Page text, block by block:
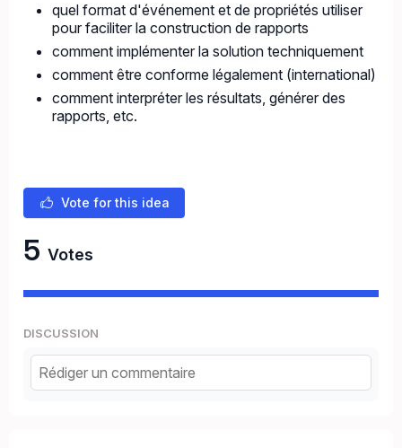
quel format d'événement et de propriétés utiliser
pour faciliter la construction de rapports
comment implémenter la solution techniquement
comment être conforme légalement (international)
comment interpréter les résultats, générer des
rapports, etc.
Vote for this idea
5 Votes
DISCUSSION